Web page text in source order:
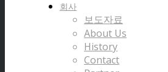
회사
보도자료
About Us
History
Contact